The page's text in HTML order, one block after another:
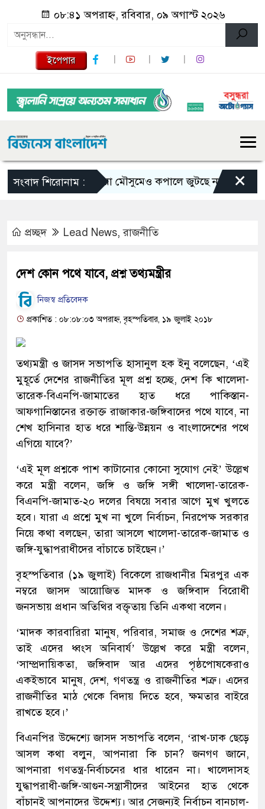
০৮:৪১ অপরাহ্ন, রবিবার, ০৯ অগাস্ট ২০২৬
ইপেপার
সংবাদ শিরোনাম :ভরা মৌসুমেও কপালে জুটছে না ইলিশ, দাম বেশ
×
প্রচ্ছদ Lead News,রাজনীতি
দেশ কোন পথে যাবে, প্রশ্ন তথ্যমন্ত্রীর
নিজস্ব প্রতিবেদক
প্রকাশিত : ০৮:০৮:০৩ অপরাহ্ন, বৃহস্পতিবার, ১৯ জুলাই ২০১৮
তথ্যমন্ত্রী ও জাসদ সভাপতি হাসানুল হক ইনু বলেছেন, ‘এই
মুহূর্তে দেশের রাজনীতির মূল প্রশ্ন হচ্ছে, দেশ কি খালেদা-
তারেক-বিএনপি-জামাতের হাত ধরে পাকিস্তান-
আফগানিস্তানের রক্তাক্ত রাজাকার-জঙ্গিবাদের পথে যাবে, না
শেখ হাসিনার হাত ধরে শান্তি-উন্নয়ন ও বাংলাদেশের পথে
এগিয়ে যাবে?’
‘এই মূল প্রশ্নকে পাশ কাটানোর কোনো সুযোগ নেই’ উল্লেখ
করে মন্ত্রী বলেন, জঙ্গি ও জঙ্গি সঙ্গী খালেদা-তারেক-
বিএনপি-জামাত-২০ দলের বিষয়ে সবার আগে মুখ খুলতে
হবে। যারা এ প্রশ্নে মুখ না খুলে নির্বাচন, নিরপেক্ষ সরকার
নিয়ে কথা বলছেন, তারা আসলে খালেদা-তারেক-জামাত ও
জঙ্গি-যুদ্ধাপরাধীদের বাঁচাতে চাইছেন।’
বৃহস্পতিবার (১৯ জুলাই) বিকেলে রাজধানীর মিরপুর এক
নম্বরে জাসদ আয়োজিত মাদক ও জঙ্গিবাদ বিরোধী
জনসভায় প্রধান অতিথির বক্তৃতায় তিনি একথা বলেন।
‘মাদক কারবারিরা মানুষ, পরিবার, সমাজ ও দেশের শত্রু,
তাই এদের ধ্বংস অনিবার্য’ উল্লেখ করে মন্ত্রী বলেন,
‘সাম্প্রদায়িকতা, জঙ্গিবাদ আর এদের পৃষ্ঠপোষকেরাও
একইভাবে মানুষ, দেশ, গণতন্ত্র ও রাজনীতির শত্রু। এদের
রাজনীতির মাঠ থেকে বিদায় দিতে হবে, ক্ষমতার বাইরে
রাখতে হবে।’
বিএনপির উদ্দেশ্যে জাসদ সভাপতি বলেন, ‘রাখ-ঢাক ছেড়ে
আসল কথা বলুন, আপনারা কি চান? জনগণ জানে,
আপনারা গণতন্ত্র-নির্বাচনের ধার ধারেন না। খালেদাসহ
যুদ্ধাপরাধী-জঙ্গি-আগুন-সন্ত্রাসীদের আইনের হাত থেকে
বাঁচানই আপনাদের উদ্দেশ্য। আর সেজন্যই নির্বাচন বানচাল-